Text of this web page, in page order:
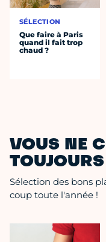
SÉLECTION
Que faire à Paris
quand il fait trop
chaud ?
VOUS NE
Sélection des bons
coup toute l'année !